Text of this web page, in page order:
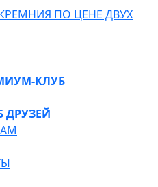
ПО ЦЕНЕ ДВУХ
КЛУБ
ДРУЗЕЙ